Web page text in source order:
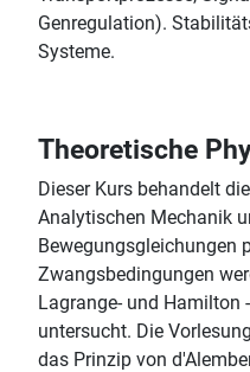
Genregulation).
Systeme.
Theoretische
Dieser Kurs behandelt
Analytischen Mechanik
Bewegungsgleichungen
Zwangsbedingungen
Lagrange- und Hamilton
untersucht. Die
das Prinzip von